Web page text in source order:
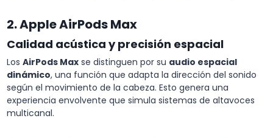
2. Apple AirPods Max
Calidad acústica y precisión espacial
Los AirPods Max se distinguen por su audio espacial
dinámico, una función que adapta la dirección del sonido
según el movimiento de la cabeza. Esto genera una
experiencia envolvente que simula sistemas de altavoces
multicanal.